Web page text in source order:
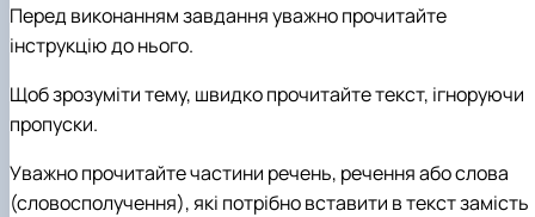
Перед виконанням завдання уважно прочитайте
інструкцію до нього.
Щоб зрозуміти тему, швидко прочитайте текст, ігноруючи
пропуски.
Уважно прочитайте частини речень, речення або слова
(словосполучення), які потрібно вставити в текст замість